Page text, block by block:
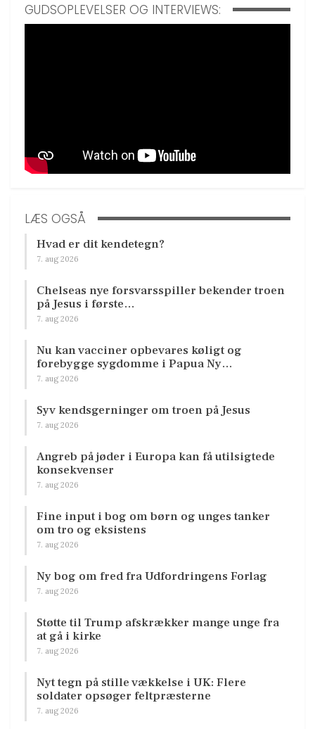
GUDSOPLEVELSER OG INTERVIEWS:
LÆS OGSÅ
Hvad er dit kendetegn?
7. aug 2026
Chelseas nye forsvarsspiller bekender troen
på Jesus i første…
7. aug 2026
Nu kan vacciner opbevares køligt og
forebygge sygdomme i Papua Ny…
7. aug 2026
Syv kendsgerninger om troen på Jesus
7. aug 2026
Angreb på jøder i Europa kan få utilsigtede
konsekvenser
7. aug 2026
Fine input i bog om børn og unges tanker
om tro og eksistens
7. aug 2026
Ny bog om fred fra Udfordringens Forlag
7. aug 2026
Støtte til Trump afskrækker mange unge fra
at gå i kirke
7. aug 2026
Nyt tegn på stille vækkelse i UK: Flere
soldater opsøger feltpræsterne
7. aug 2026